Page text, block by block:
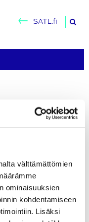
välttämättömien
ominaisuuksien
kohdentamiseen
Lisäksi
SATL.fi
pääset
jäsenetuihin,
antaman